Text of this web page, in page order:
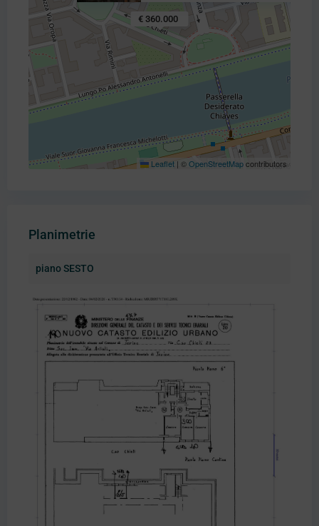
€ 360.000
Leaflet | ©OpenStreetMapcontributors
Planimetrie
piano SESTO